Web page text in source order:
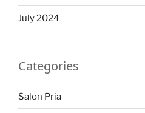
July 2024
Categories
Salon Pria